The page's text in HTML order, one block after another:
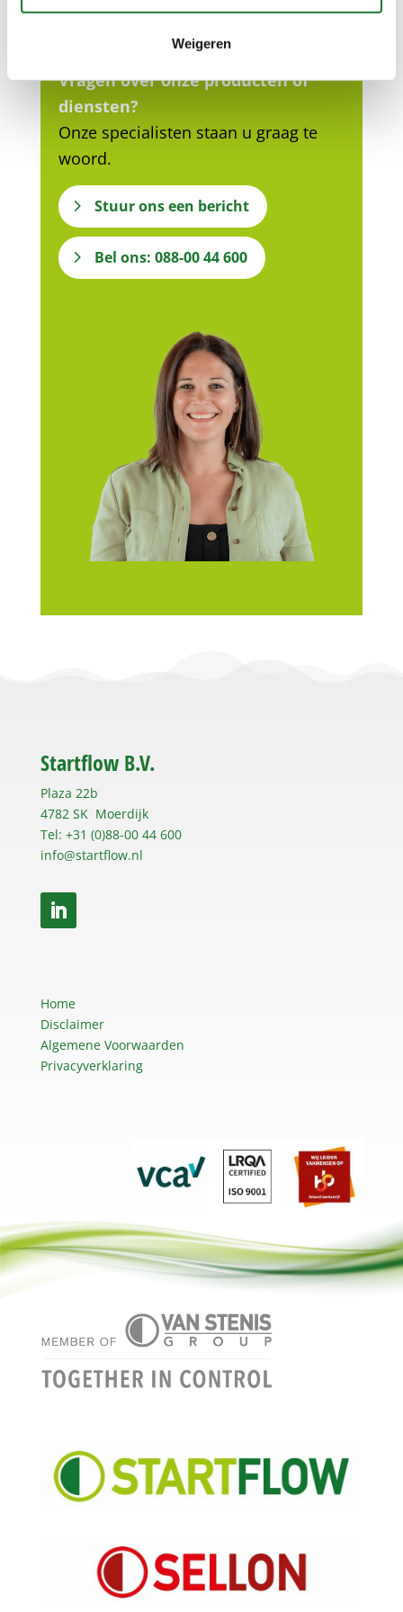
Weigeren
Vragen over onze producten of
diensten?
Onze specialisten staan u graag te
woord.
Stuur ons een bericht
Bel ons: 088-00 44 600
Startflow B.V.
Plaza 22b
4782 SK Moerdijk
Tel: +31 (0)88-00 44 600
info@startflow.nl
Home
Disclaimer
Algemene Voorwaarden
Privacyverklaring